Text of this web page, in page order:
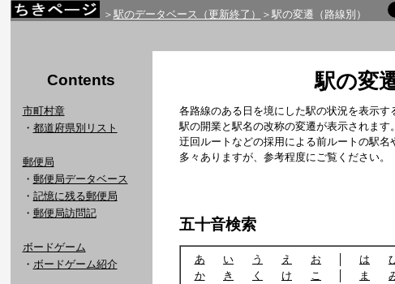
＞ 駅のデータベース（更新終了）
＞駅の変遷（路線別）
Contents
市町村章
・ 都道府県別リスト
郵便局
・ 郵便局データベース
・ 記憶に残る郵便局
・ 郵便局訪問記
ボードゲーム
・ ボードゲーム紹介
駅の変
各路線のある日を境にした駅の状況を表示す
駅の開業と駅名の改称の変遷が表示されます
迂回ルートなどの採用による前ルートの駅
多々ありますが、参考程度にご覧ください。
五十音検索
あ い う え お は
か
き く け こ ま